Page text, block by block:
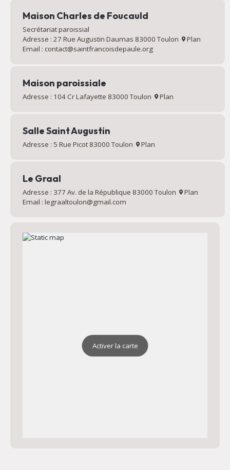
Maison Charles de Foucauld
Secrétariat paroissial
Adresse : 27 Rue Augustin Daumas 83000 Toulon
Plan
Email : contact@saintfrancoisdepaule.org
Maison paroissiale
Adresse : 104 Cr Lafayette 83000 Toulon Plan
Salle Saint Augustin
Adresse : 5 Rue Picot 83000 Toulon Plan
Le Graal
Adresse : 377 Av. de la République 83000 Toulon
Plan
Email : legraaltoulon@gmail.com
Activer la carte